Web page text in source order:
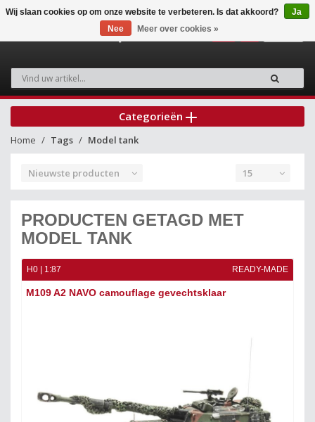
Categorieën
Home Tags Model tank
Nieuwste producten 15
PRODUCTEN GETAGD MET
MODEL TANK
H0 | 1:87 READY-MADE
M109 A2 NAVO camouflage gevechtsklaar
Wij slaan cookies op om onze website te verbeteren. Is dat akkoord?
Ja
Nee
Meer over cookies »